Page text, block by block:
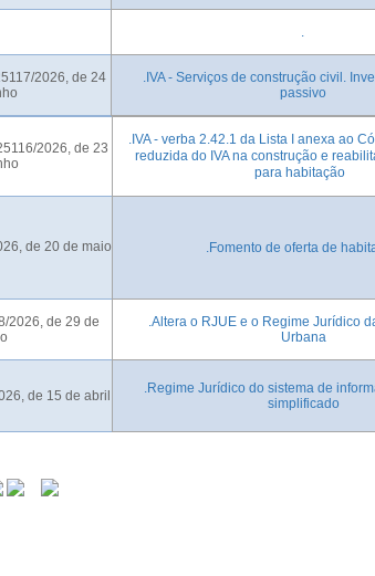
.
2026, de 24
.IVA - Serviços de construção civil.
passivo
2026, de 23
.IVA - verba 2.42.1 da Lista I anexa ao
reduzida do IVA na construção e
para habitação
de 20 de maio .Fomento de oferta de
2026, de 29 de
.Altera o RJUE e o Regime Jurídico
Urbana
de 15 de abril
.Regime Jurídico do sistema de
simplificado